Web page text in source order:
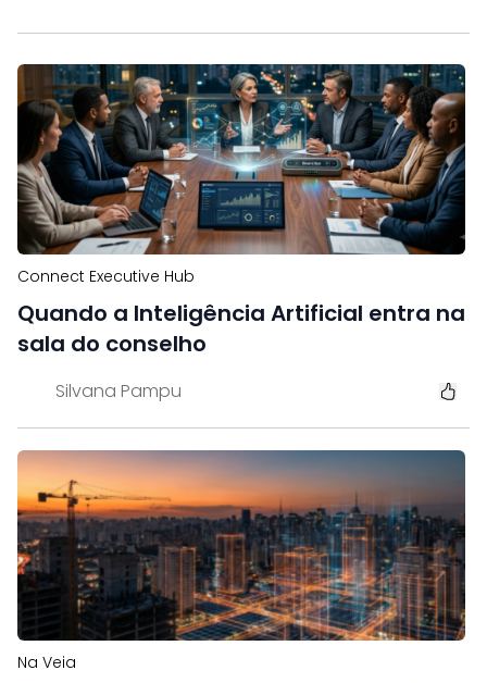
Connect Executive Hub
Quando a Inteligência Artificial entra na
sala do conselho
Silvana Pampu
Na Veia